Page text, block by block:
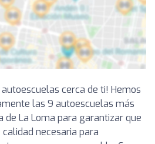
cerca de ti! Hemos
las 9 autoescuelas más
de La Loma para garantizar que
necesaria para